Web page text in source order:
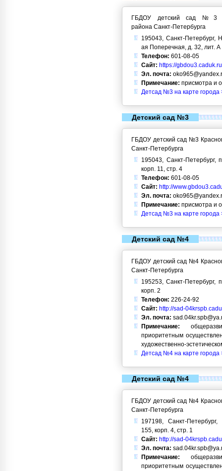
ГБДОУ детский сад №3
района Санкт-Петербурга
195043, Санкт-Петербург,
ая Поперечная, д. 32, лит. А
Телефон: 601-08-05
Сайт: https://
Эл. почта:
Примечание: присмотра и
Детсад №3 на карте города
Детский сад №3
ГБДОУ детский сад №3
Санкт-Петербурга
195043, Санкт-Петербург,
корп. 11, стр. 4
Телефон: 601-08-05
Сайт: http://
Эл. почта:
Примечание: присмотра и
Детсад №3 на карте города
Детский сад №4
ГБДОУ детский сад №4
Санкт-Петербурга
195253, Санкт-Петербург,
корп. 2
Телефон: 226-24-92
Сайт: http://sad-
Эл. почта:
Примечание:
приоритетным
художественно-
Детсад №4 на карте города
Детский сад №4
ГБДОУ детский сад №4
Санкт-Петербурга
197198, Санкт-
155, корп. 4, стр. 1
Сайт: http://sad-
Эл. почта:
Примечание:
приоритетным